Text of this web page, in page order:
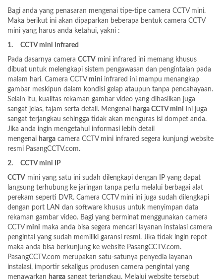
Bagi anda yang penasaran mengenai tipe-tipe camera CCTV mini.
Maka berikut ini akan dipaparkan beberapa bentuk camera CCTV
mini yang harus anda ketahui, yakni :
1. CCTV mini infrared
Pada dasarnya camera CCTV mini infrared ini memang khusus
dibuat untuk melengkapi sistem pengawasan dan pengintaian pada
malam hari. Camera CCTV mini infrared ini mampu menangkap
gambar meskipun dalam kondisi gelap ataupun tanpa pencahayaan.
Selain itu, kualitas rekaman gambar video yang dihasilkan juga
sangat jelas, tajam serta detail. Mengenai harga CCTV mini ini juga
sangat terjangkau sehingga tidak akan menguras isi dompet anda.
Jika anda ingin mengetahui informasi lebih detail
mengenai harga camera CCTV mini infrared segera kunjungi website
resmi PasangCCTV.com.
2. CCTV mini IP
CCTV mini yang satu ini sudah dilengkapi dengan IP yang dapat
langsung terhubung ke jaringan tanpa perlu melalui berbagai alat
perekam seperti DVR. Camera CCTV mini ini juga sudah dilengkapi
dengan port LAN dan software khusus untuk menyimpan data
rekaman gambar video. Bagi yang berminat menggunakan camera
CCTV mini maka anda bisa segera mencari layanan instalasi camera
pengintai yang sudah memiliki garansi resmi. Jika tidak ingin repot
maka anda bisa berkunjung ke website PasangCCTV.com.
PasangCCTV.com merupakan satu-satunya penyedia layanan
instalasi, importir sekaligus produsen camera pengintai yang
menawarkan harga sangat terjangkau. Melalui website tersebut